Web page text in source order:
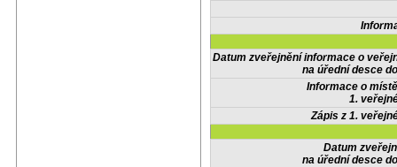
Datum zveřejnění informace o
na úřední desce
Informace o
1.
Zápis z 1.
Datum
na úřední desce